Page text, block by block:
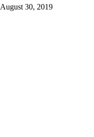
August 30, 2019